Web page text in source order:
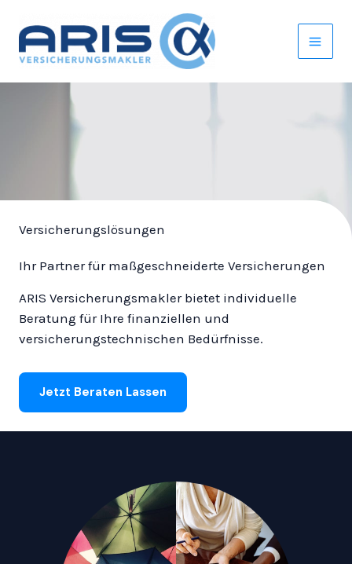
Inhalt
springen
Versicherungslösungen
Ihr Partner für maßgeschneiderte Versicherungen
ARIS Versicherungsmakler bietet individuelle
Beratung für Ihre finanziellen und
versicherungstechnischen Bedürfnisse.
Jetzt Beraten Lassen